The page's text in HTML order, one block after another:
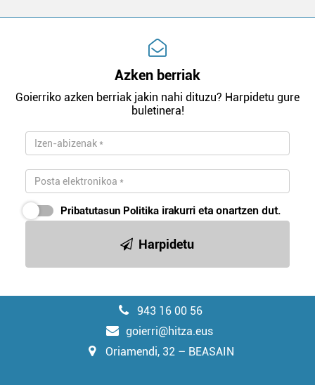
Azken berriak
Goierriko azken berriak jakin nahi dituzu? Harpidetu gure
buletinera!
Pribatutasun Politika irakurri eta onartzen dut.
Harpidetu
943 16 00 56
goierri@hitza.eus
Oriamendi, 32 – BEASAIN